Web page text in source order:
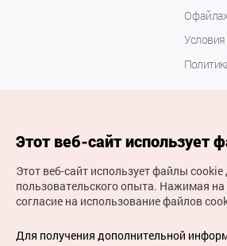
О
Условия
(с) Национальная организация
права защищены
Этот веб-сайт использует
Этот веб-сайт использует файлы
пользовательского опыта. Нажимая на
согласие на использование файлов
Для получения дополнительной